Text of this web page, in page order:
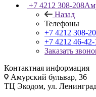
+7 4212 308-208
Назад
Телефоны
+7 4212 308-
+7 4212 46-42-
Заказать
Контактная информация
Амурский бульвар, 36
ТЦ Экодом, ул.